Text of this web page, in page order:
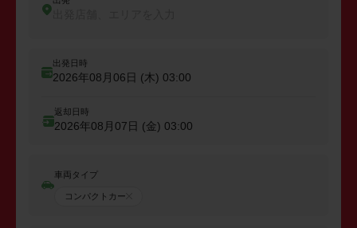
出発日時
2026年08月06日 (木) 03:00
返却日時
2026年08月07日 (金) 03:00
車両タイプ
コンパクトカー